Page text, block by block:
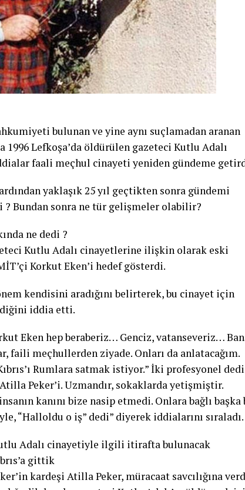
bulunan ve yine aynı suçlamadan aranan
1996 Lefkoşa’da öldürülen gazeteci Kutlu Adalı
faali meçhul cinayeti yeniden gündeme
yaklaşık 25 yıl geçtikten sonra gündemi
Bundan sonra ne tür gelişmeler olabilir?
ne dedi ?
Kutlu Adalı cinayetlerine ilişkin olarak eski
Korkut Eken’i hedef gösterdi.
kendisini aradığını belirterek, bu cinayet için
iddia etti.
Eken hep beraberiz… Genciz, vatanseveriz…
faili meçhullerden ziyade. Onları da anlatacağım.
Rumlara satmak istiyor.” İki profesyonel
Peker’i. Uzmandır, sokaklarda yetişmiştir.
kanını bize nasip etmedi. Onlara bağlı başka
“Halloldu o iş” dedi” diyerek iddialarını sıraladı.
Adalı cinayetiyle ilgili itirafta bulunacak
gittik
kardeşi Atilla Peker, müracaat savcılığına